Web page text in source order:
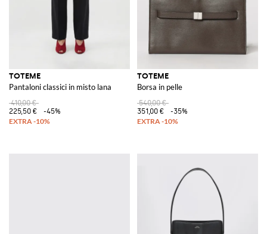
TOTEME
Pantaloni classici in misto lana
410,00 €
225,50 €
-45%
TOTEME
Borsa in pelle
540,00 €
351,00 €
-35%